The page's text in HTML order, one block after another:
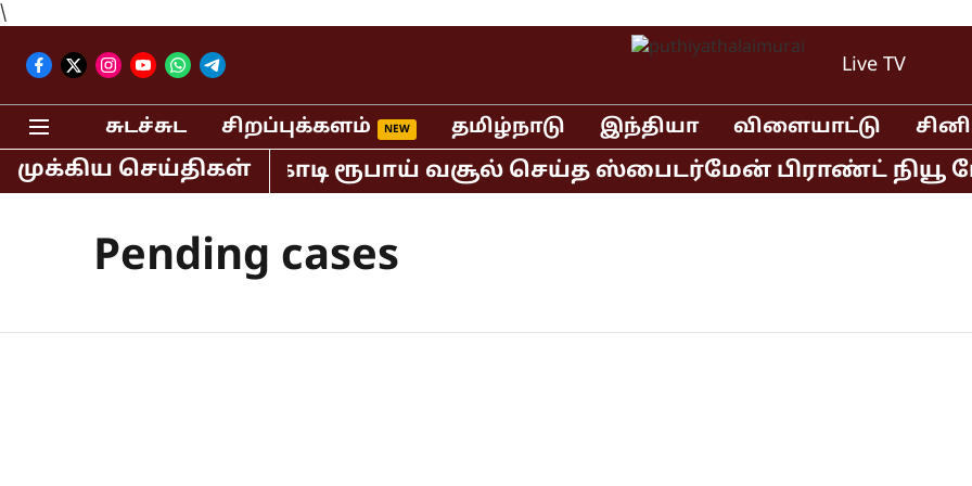
\
Live TV
சுடச்சுட சிறப்புக்களம் தமிழ்நாடு இந்தியா விளையாட்டு
முக்கிய செய்திகள்
மட்டும் 400 கோடி ரூபாய் வசூல் செய்த ஸ்பைடர்மேன் பிராண்ட் நியூ
Pending cases